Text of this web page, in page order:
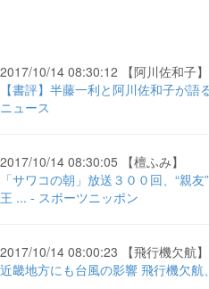
2017/10/14 08:30:12 【阿川佐和子】
【書評】半藤一利と阿川佐和子が
ニュース
2017/10/14 08:30:05 【檀ふみ】
「サワコの朝」放送３００回、“親
王 ... - スポーツニッポン
2017/10/14 08:00:23 【飛行機欠航】
近畿地方にも台風の影響 飛行機欠